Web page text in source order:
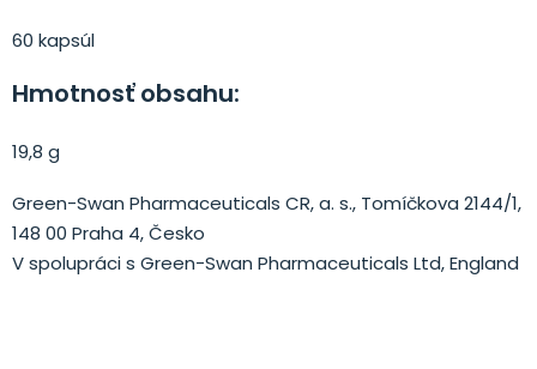
60 kapsúl
Hmotnosť obsahu:
19,8 g
Green-Swan Pharmaceuticals CR, a. s., Tomíčkova 2144/1,
148 00 Praha 4, Česko
V spolupráci s Green-Swan Pharmaceuticals Ltd, England